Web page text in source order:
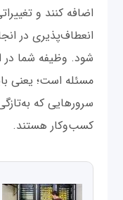
اضافه کنند و
انعطاف‌پذیری در
شود. وظیفه شما در
مسئله است؛ یعنی
سرورهایی که
کسب‌وکار هستند.